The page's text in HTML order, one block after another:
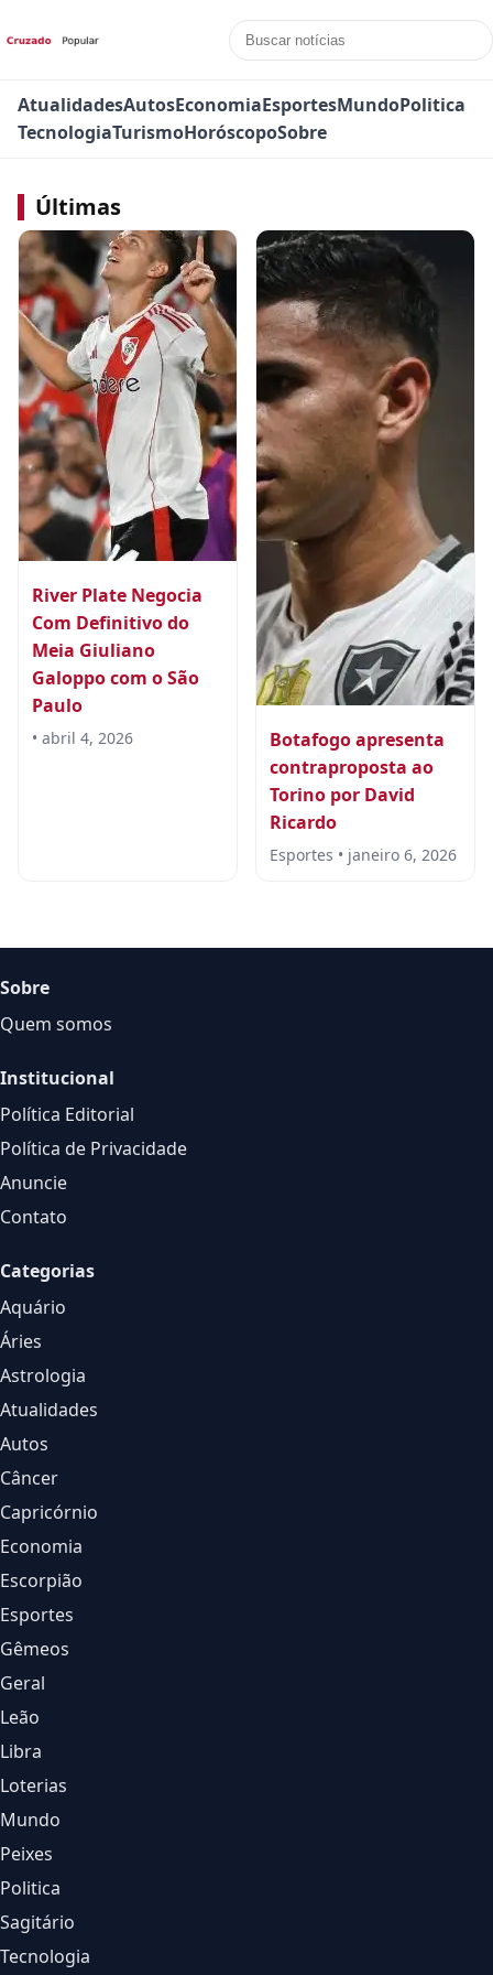
AtualidadesAutosEconomiaEsportesMundoPolitica
TecnologiaTurismoHoróscopoSobre
Últimas
River Plate Negocia
Com Definitivo do
Meia Giuliano
Galoppo com o São
Paulo
• abril 4, 2026
Botafogo apresenta
contraproposta ao
Torino por David
Ricardo
Esportes • janeiro 6, 2026
Sobre
Quem somos
Institucional
Política Editorial
Política de Privacidade
Anuncie
Contato
Categorias
Aquário
Áries
Astrologia
Atualidades
Autos
Câncer
Capricórnio
Economia
Escorpião
Esportes
Gêmeos
Geral
Leão
Libra
Loterias
Mundo
Peixes
Politica
Sagitário
Tecnologia